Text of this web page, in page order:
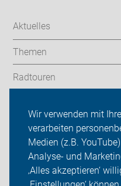
Wir verwenden mit
verarbeiten
Medien (z.B.
Analyse- und
‚Alles akzeptieren‘
Aktuelles
Themen
Radtouren
ADFC Fürth
Sei dabei
Presse